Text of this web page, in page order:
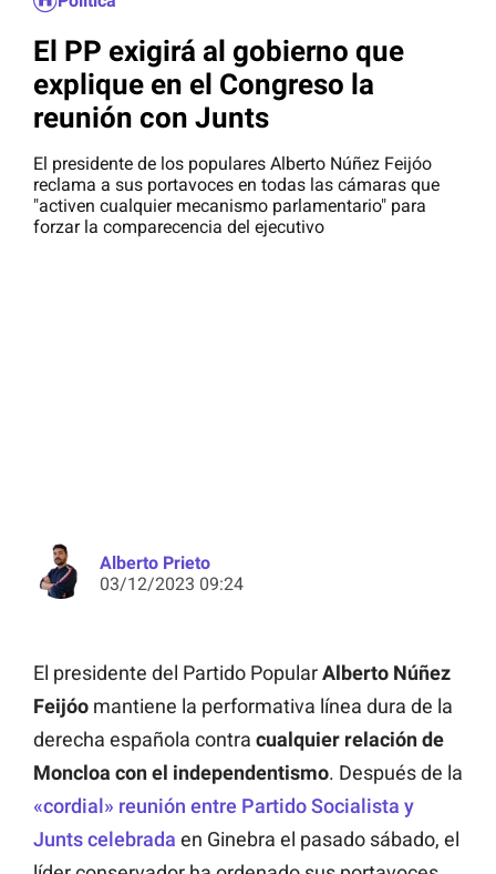
El PP exigirá al gobierno que
explique en el Congreso la
reunión con Junts
El presidente de los populares Alberto Núñez Feijóo
reclama a sus portavoces en todas las cámaras que
"activen cualquier mecanismo parlamentario" para
forzar la comparecencia del ejecutivo
Alberto Prieto
03/12/2023 09:24
El presidente del Partido PopularAlberto Núñez
Feijóo mantiene la performativa línea dura de la
derecha española contra cualquier relación de
Moncloa con el independentismo. Después de la
«cordial» reunión entre Partido Socialista y
Junts celebrada en Ginebra el pasado sábado, el